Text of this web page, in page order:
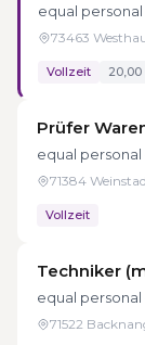
equal personal
73463
Vollzeit
Prüfer
equal
71384
Vollzeit
Techniker
equal
71522